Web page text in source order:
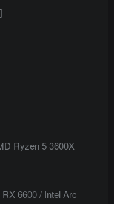
Ryzen 5 3600X
6600 / Intel Arc